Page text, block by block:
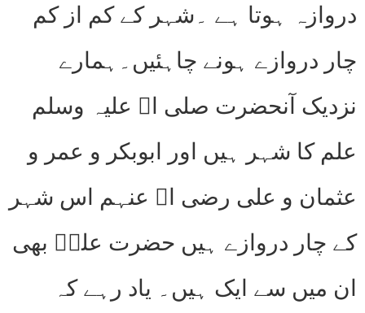
دروازہ ہوتا ہے ۔شہر کے کم از کم
چار دروازے ہونے چاہئیں۔ہمارے
نزدیک آنحضرت صلی اﷲ علیہ وسلم
علم کا شہر ہیں اور ابوبکر و عمر و
عثمان و علی رضی اﷲ عنہم اس شہر
کے چار دروازے ہیں حضرت علیؓ بھی
ان میں سے ایک ہیں۔ یاد رہے کہ